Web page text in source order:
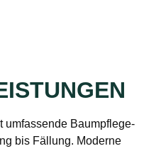
umfassende Baumpflege-
bis Fällung. Moderne